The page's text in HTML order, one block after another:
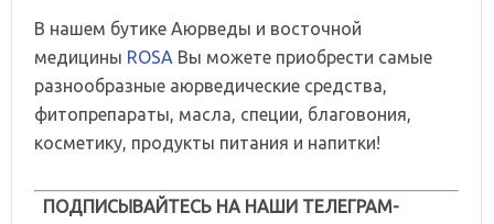
В нашем бутике Аюрведы и восточной
медицины ROSA Вы можете приобрести самые
разнообразные аюрведические средства,
фитопрепараты, масла, специи, благовония,
косметику, продукты питания и напитки!
ПОДПИСЫВАЙТЕСЬ НА НАШИ ТЕЛЕГРАМ-